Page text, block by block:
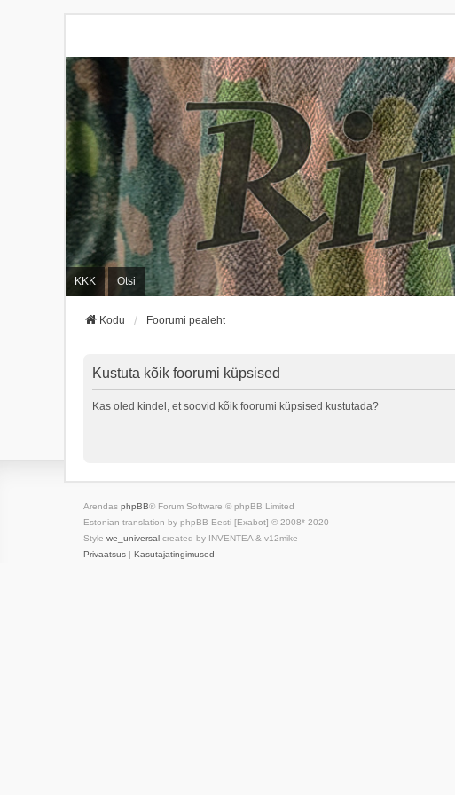
KKK Otsi
Kodu Foorumi pealeht
Kustuta kõik foorumi küpsised
Kas oled kindel, et soovid kõik foorumi küpsised kustutada?
Arendas phpBB® Forum Software © phpBB Limited
Estonian translation by phpBB Eesti [Exabot] © 2008*-2020
Style we_universal created by INVENTEA & v12mike
Privaatsus | Kasutajatingimused